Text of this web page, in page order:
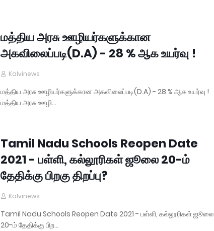
மத்திய அரசு ஊழியர்களுக்கான
அகவிலைப்படி(D.A) - 28 % ஆக உயர்வு !
Kalvinews
மத்திய அரசு ஊழியர்களுக்கான அகவிலைப்படி(D.A) - 28 % ஆக உயர்வு !
மத்திய அரசு ஊழி…
Tamil Nadu Schools Reopen Date
2021 - பள்ளி, கல்லூரிகள் ஜூலை 20-ம்
தேதிக்கு பிறகு திறப்பு?
Kalvinews
Tamil Nadu Schools Reopen Date 2021 - பள்ளி, கல்லூரிகள் ஜூலை
20-ம் தேதிக்கு பிற…